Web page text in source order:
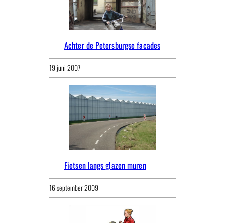
Achter de Petersburgse facades
19 juni 2007
Fietsen langs glazen muren
16 september 2009